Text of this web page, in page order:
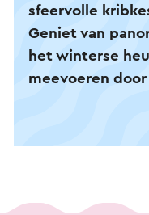
sfeervolle
Geniet van
het winterse
meevoeren